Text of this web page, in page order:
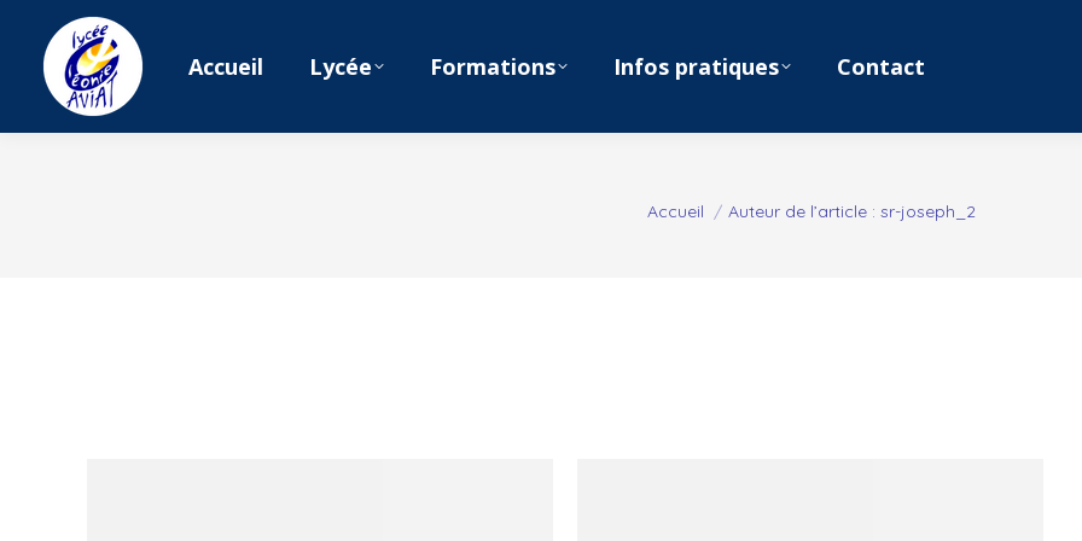
Accueil Lycée Formations Infos pratiques Contact
Vous êtes ici :
Accueil Auteur de l’article : sr-joseph_2